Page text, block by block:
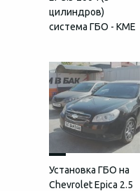
цилиндров)
система ГБО - KME
Установка ГБО на
Chevrolet Epica 2.5